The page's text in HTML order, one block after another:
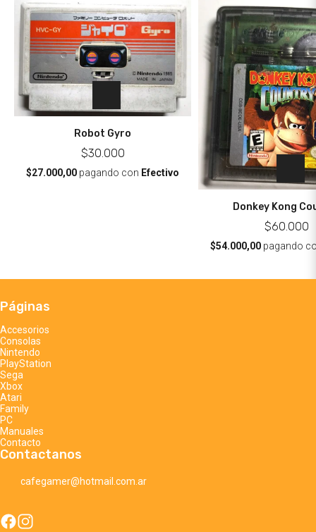
Robot Gyro
$30.000
$27.000,00 pagando con Efectivo
Donkey Kong
$60.000
$54.000,00 pagando
Páginas
Accesorios
Consolas
Nintendo
PlayStation
Sega
Xbox
Atari
Family
PC
Manuales
Contacto
Contactanos
cafegamer@hotmail.com.ar